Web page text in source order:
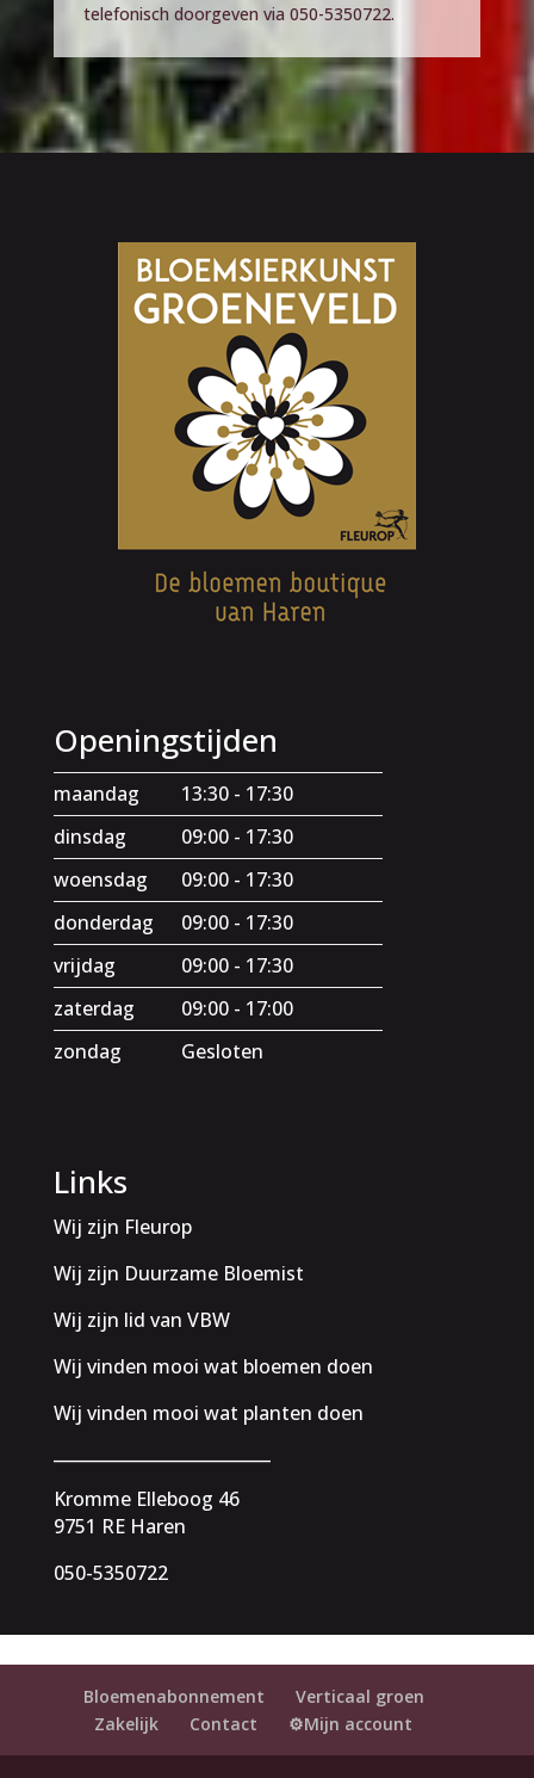
telefonisch doorgeven via 050-5350722.
Openingstijden
maandag
13:30 - 17:30
dinsdag
09:00 - 17:30
woensdag
09:00 - 17:30
donderdag
09:00 - 17:30
vrijdag
09:00 - 17:30
zaterdag
09:00 - 17:00
zondag
Gesloten
Links
Wij zijn Fleurop
Wij zijn Duurzame Bloemist
Wij zijn lid van VBW
Wij vinden mooi wat bloemen doen
Wij vinden mooi wat planten doen
Kromme Elleboog 46
9751 RE Haren
050-5350722
Bloemenabonnement
Verticaal groen
Zakelijk
Contact ⚙️Mijn account